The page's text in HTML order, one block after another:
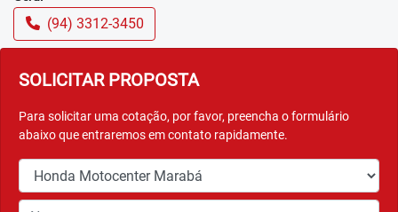
SOLICITAR PROPOSTA
Para solicitar uma cotação, por favor, preencha o formulário
abaixo que entraremos em contato rapidamente.
(94) 3312-3450